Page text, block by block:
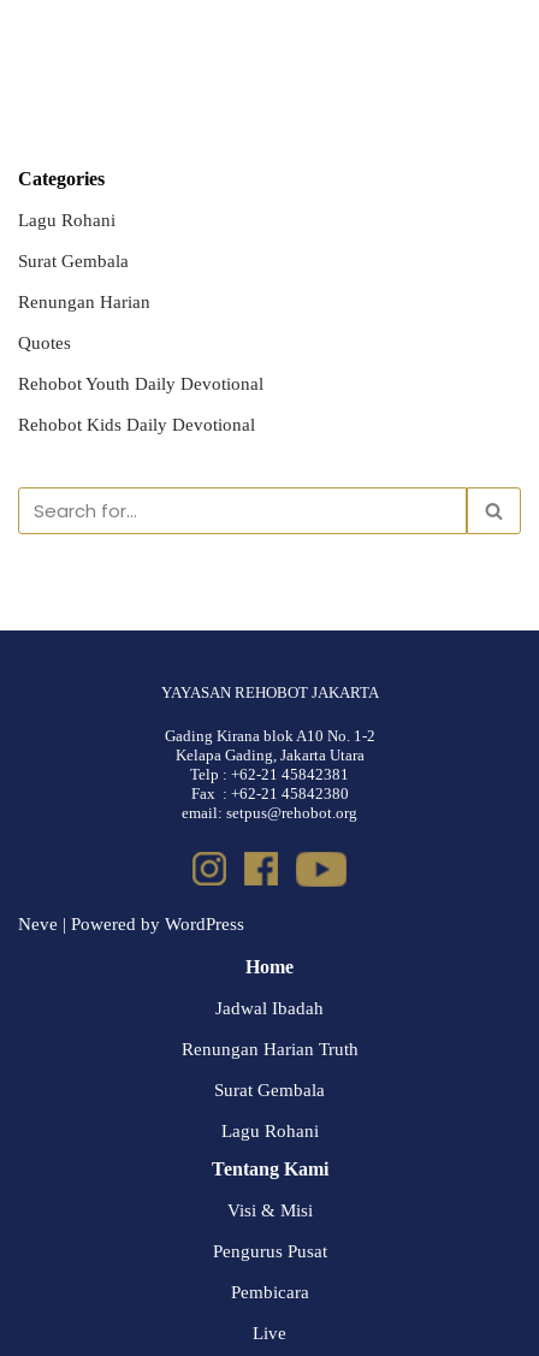
Categories
Lagu Rohani
Surat Gembala
Renungan Harian
Quotes
Rehobot Youth Daily Devotional
Rehobot Kids Daily Devotional
YAYASAN REHOBOT JAKARTA
Gading Kirana blok A10 No. 1-2
Kelapa Gading, Jakarta Utara
Telp : +62-21 45842381
Fax : +62-21 45842380
email: setpus@rehobot.org
Neve | Powered by WordPress
Home
Jadwal Ibadah
Renungan Harian Truth
Surat Gembala
Lagu Rohani
Tentang Kami
Visi & Misi
Pengurus Pusat
Pembicara
Live